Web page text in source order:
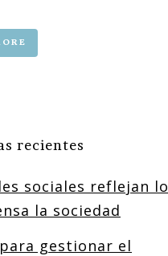
recientes
sociales reflejan lo
la sociedad
gestionar el